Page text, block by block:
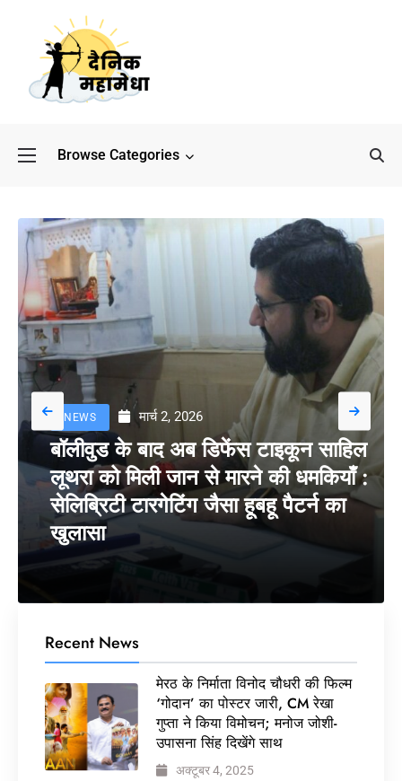
Browse Categories
NEWS मार्च 2, 2026
बॉलीवुड के बाद अब डिफेंस टाइकून साहिल
लूथरा को मिली जान से मारने की धमकियाँ :
सेलिब्रिटी टारगेटिंग जैसा हूबहू पैटर्न का
खुलासा
Recent News
मेरठ के निर्माता विनोद चौधरी की फिल्म
‘गोदान’ का पोस्टर जारी, CM रेखा
गुप्ता ने किया विमोचन; मनोज जोशी-
उपासना सिंह दिखेंगे साथ
अक्टूबर 4, 2025